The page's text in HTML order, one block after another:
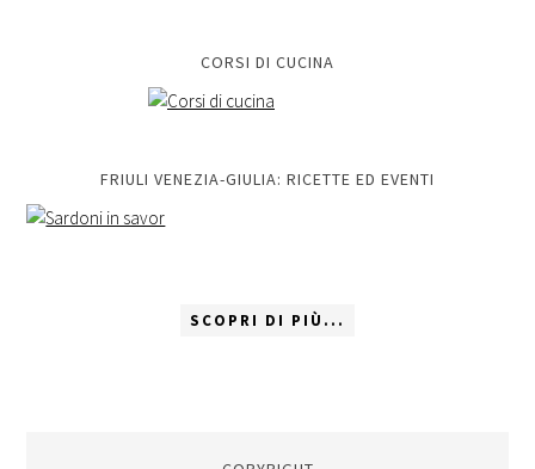
CORSI DI CUCINA
FRIULI VENEZIA-GIULIA: RICETTE ED EVENTI
SCOPRI DI PIÙ...